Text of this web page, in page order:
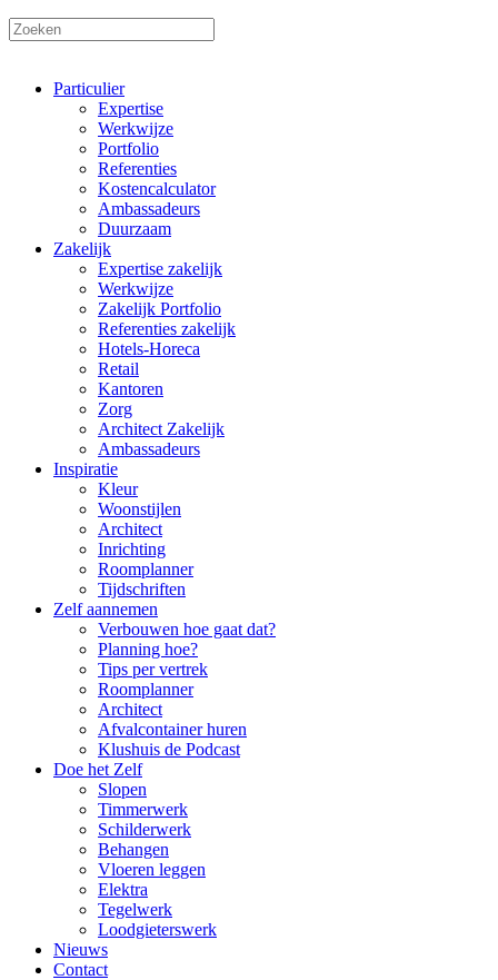
Particulier
Expertise
Werkwijze
Portfolio
Referenties
Kostencalculator
Ambassadeurs
Duurzaam
Zakelijk
Expertise zakelijk
Werkwijze
Zakelijk Portfolio
Referenties zakelijk
Hotels-Horeca
Retail
Kantoren
Zorg
Architect Zakelijk
Ambassadeurs
Inspiratie
Kleur
Woonstijlen
Architect
Inrichting
Roomplanner
Tijdschriften
Zelf aannemen
Verbouwen hoe gaat dat?
Planning hoe?
Tips per vertrek
Roomplanner
Architect
Afvalcontainer huren
Klushuis de Podcast
Doe het Zelf
Slopen
Timmerwerk
Schilderwerk
Behangen
Vloeren leggen
Elektra
Tegelwerk
Loodgieterswerk
Nieuws
Contact